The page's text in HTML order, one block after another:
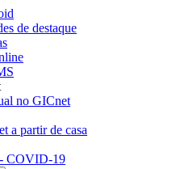
de destaque
no GICnet
a partir de casa
COVID-19